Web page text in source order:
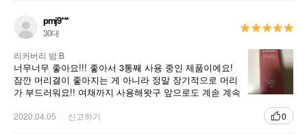
pmj9***
30대
리커버리 밤 B
너무너무 좋아요!!! 좋아서 3통째 사용 중인 제품이에요!
잠깐 머리결이 좋아지는 게 아니라 정말 장기적으로 머리
가 부드러워요!! 여채까지 사용해왓구 앞으로도 계솓 계속
2020.04.05 신고하기 0